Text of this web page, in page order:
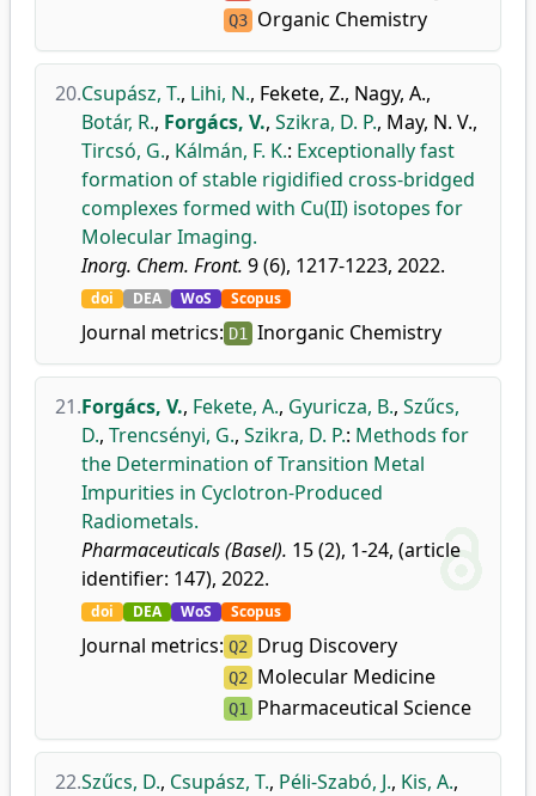
Q3 Organic Chemistry
20.Csupász, T., Lihi, N., Fekete, Z., Nagy, A.,
Botár, R., Forgács, V., Szikra, D. P., May, N. V.,
Tircsó, G., Kálmán, F. K.: Exceptionally fast
formation of stable rigidified cross-bridged
complexes formed with Cu(II) isotopes for
Molecular Imaging.
Inorg. Chem. Front. 9 (6), 1217-1223, 2022.
doi DEA WoS Scopus
Journal metrics: D1 Inorganic Chemistry
21.Forgács, V., Fekete, A., Gyuricza, B., Szűcs,
D., Trencsényi, G., Szikra, D. P.: Methods for
the Determination of Transition Metal
Impurities in Cyclotron-Produced
Radiometals.
Pharmaceuticals (Basel). 15 (2), 1-24, (article
identifier: 147), 2022.
doi DEA WoS Scopus
Journal metrics: Q2 Drug Discovery
Q2 Molecular Medicine
Q1 Pharmaceutical Science
22.Szűcs, D., Csupász, T., Péli-Szabó, J., Kis, A.,